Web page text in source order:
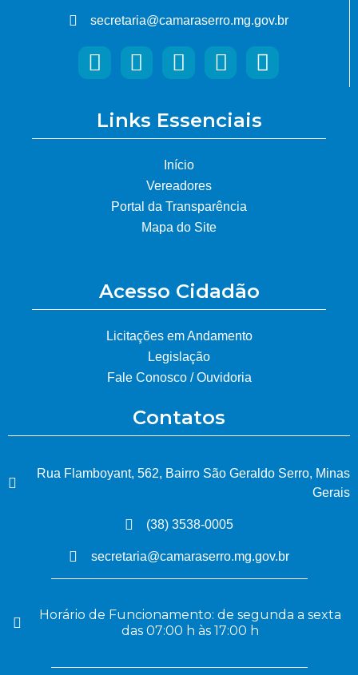
secretaria@camaraserro.mg.gov.br
Links Essenciais
Início
Vereadores
Portal da Transparência
Mapa do Site
Acesso Cidadão
Licitações em Andamento
Legislação
Fale Conosco / Ouvidoria
Contatos
Rua Flamboyant, 562, Bairro São Geraldo Serro, Minas
Gerais
(38) 3538-0005
secretaria@camaraserro.mg.gov.br
Horário de Funcionamento: de segunda a sexta
das 07:00 h às 17:00 h